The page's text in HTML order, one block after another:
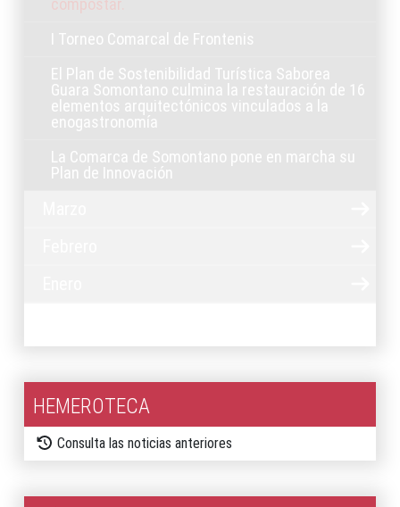
compostar.
I Torneo Comarcal de Frontenis
El Plan de Sostenibilidad Turística Saborea
Guara Somontano culmina la restauración de 16
elementos arquitectónicos vinculados a la
enogastronomía
La Comarca de Somontano pone en marcha su
Plan de Innovación
HEMEROTECA
Consulta las noticias anteriores